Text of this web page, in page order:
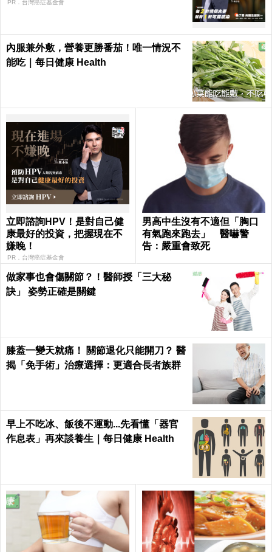
PR．台灣癌症基金會
內服兼外敷，營養更勝番茄！唯一情況不
能吃｜每日健康 Health
立即諮詢HPV！是對自己健
康最好的投資，把握現在不
嫌晚！
PR．台灣癌症基金會
男高中生沒有不適但「胸口
有氣跑來跑去」 醫嚇警
告：嚴重會致死
做家事也會傷關節？！醫師授「三大秘
訣」 姿勢正確是關鍵
膝蓋一變天就痛！ 關節退化只能開刀？ 醫
揭「免手術」治療選擇：更適合長者族群
早上不吃冰、飯後不運動...先看懂「器官
作息表」再來談養生｜每日健康 Health